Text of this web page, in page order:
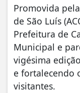
Promovida
de São Luís
Prefeitura de
Municipal e
vigésima
e fortalecendo
visitantes.